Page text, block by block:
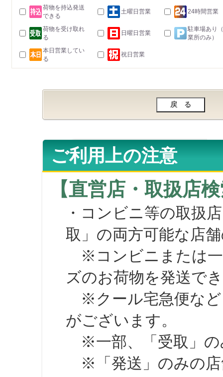
荷物を持込発送
できる
土曜日営業 24時間営業
荷物を受け取れ
る
日曜日営業
駐車場あり
業所のみ）
本日営業してい
る
祝日営業
ご利用上の注意
【直営店・取扱店
・コンビニ等の取扱
取」の両方可能な店
※コンビニまたは一
ズのお荷物を発送で
※クール宅急便など
がございます。
※一部、「受取」の
※「発送」のみの店